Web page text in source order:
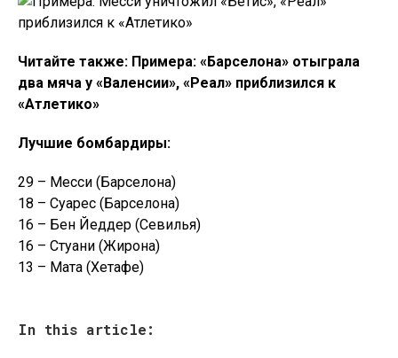
Читайте также: Примера: «Барселона» отыграла
два мяча у «Валенсии», «Реал» приблизился к
«Атлетико»
Лучшие бомбардиры:
29 – Месси (Барселона)
18 – Суарес (Барселона)
16 – Бен Йеддер (Севилья)
16 – Стуани (Жирона)
13 – Мата (Хетафе)
In this article: